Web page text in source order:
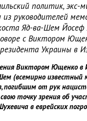
политик, экс-
руководителей
Яд-ва-Шем Йосеф
с Виктором
Украины в
Виктором Ющенко в
(всемирно известный
погибшим от рук
точку зрения об
в еврейских